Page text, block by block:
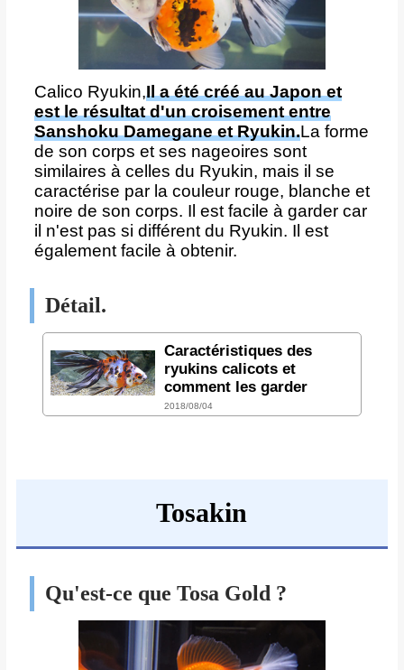
Calico Ryukin,Il a été créé au Japon et
est le résultat d'un croisement entre
Sanshoku Damegane et Ryukin.La forme
de son corps et ses nageoires sont
similaires à celles du Ryukin, mais il se
caractérise par la couleur rouge, blanche et
noire de son corps. Il est facile à garder car
il n'est pas si différent du Ryukin. Il est
également facile à obtenir.
Détail.
Caractéristiques des
ryukins calicots et
comment les garder
2018/08/04
Tosakin
Qu'est-ce que Tosa Gold ?